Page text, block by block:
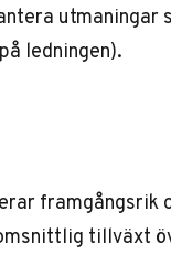
utmaningar
ledningen).
framgångsrik
tillväxt